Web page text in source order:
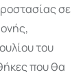
σε
του
που θα